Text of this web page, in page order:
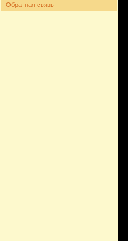
Обратная связь